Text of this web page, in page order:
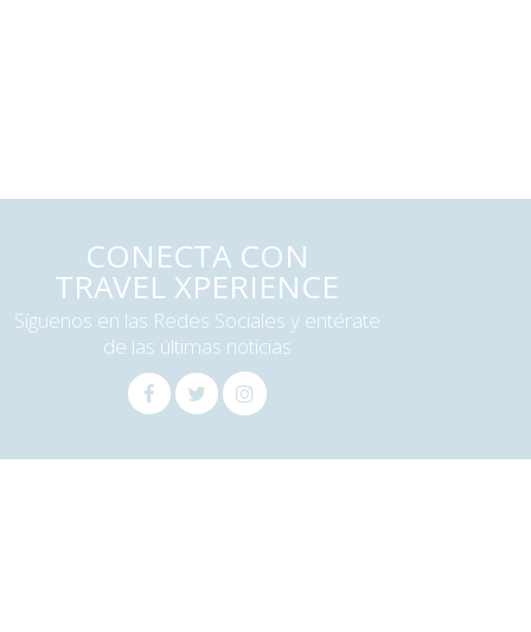
CONECTA CON
TRAVEL XPERIENCE
Síguenos en las Redes Sociales y entérate
de las últimas noticias